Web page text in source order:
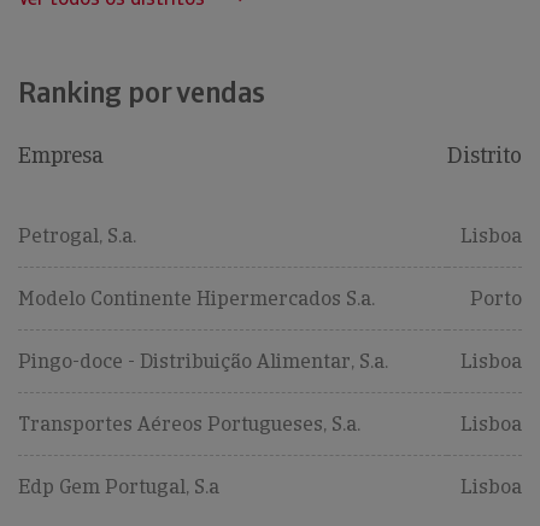
Ranking por vendas
Empresa Distrito
Petrogal, S.a. Lisboa
Modelo Continente Hipermercados S.a. Porto
Pingo-doce - Distribuição Alimentar, S.a. Lisboa
Transportes Aéreos Portugueses, S.a. Lisboa
Edp Gem Portugal, S.a Lisboa